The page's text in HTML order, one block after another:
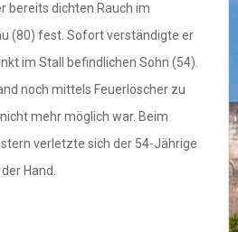
bereits dichten Rauch im
(80) fest. Sofort verständigte er
im Stall befindlichen Sohn (54).
noch mittels Feuerlöscher zu
mehr möglich war. Beim
verletzte sich der 54-Jährige
Hand.